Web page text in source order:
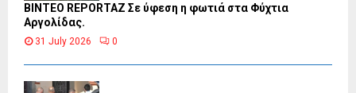
BINTEO REPORTAZ Σε ύφεση η φωτιά στα Φύχτια
Αργολίδας.
31 July 2026 0